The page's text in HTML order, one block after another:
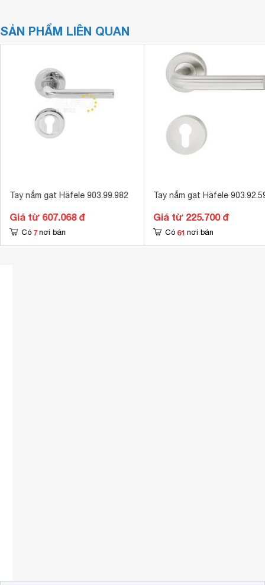
SẢN PHẨM LIÊN QUAN
Tay nắm gạt Häfele 903.99.982
Giá từ 607.068 đ
Có 7 nơi bán
Tay nắm gạt Häfele
Giá từ 225.700 đ
Có 61 nơi bán